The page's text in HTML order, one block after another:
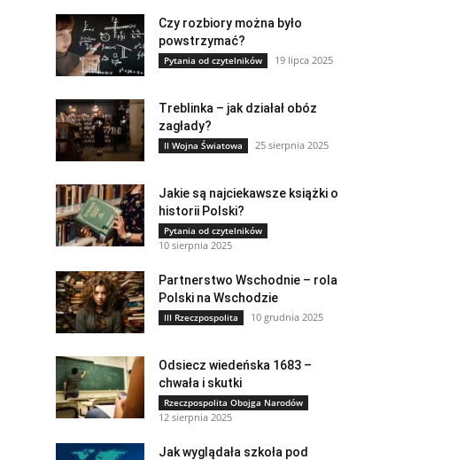
Czy rozbiory można było
powstrzymać?
Pytania od czytelników 19 lipca 2025
Treblinka – jak działał obóz
zagłady?
II Wojna Światowa 25 sierpnia 2025
Jakie są najciekawsze książki o
historii Polski?
Pytania od czytelników
10 sierpnia 2025
Partnerstwo Wschodnie – rola
Polski na Wschodzie
III Rzeczpospolita 10 grudnia 2025
Odsiecz wiedeńska 1683 –
chwała i skutki
Rzeczpospolita Obojga Narodów
12 sierpnia 2025
Jak wyglądała szkoła pod